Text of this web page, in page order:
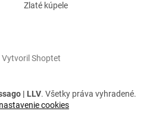
Zlaté kúpele
Vytvoril Shoptet
| LLV. Všetky práva vyhradené.
cookies